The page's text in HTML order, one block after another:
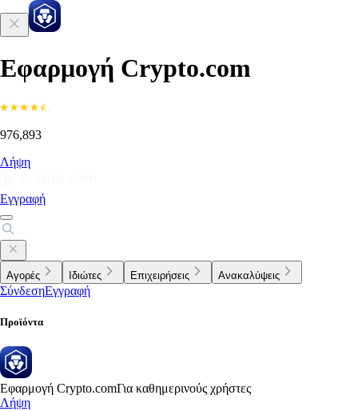
Εφαρμογή Crypto.com
976,893
Λήψη
Εγγραφή
Αγορές Ιδιώτες Επιχειρήσεις Ανακαλύψεις
ΣύνδεσηΕγγραφή
Προϊόντα
Εφαρμογή Crypto.comΓια καθημερινούς χρήστες
Λήψη